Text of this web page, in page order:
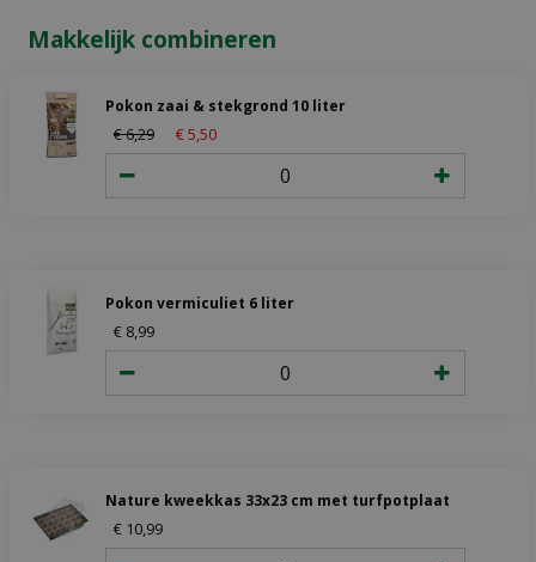
Makkelijk combineren
Pokon zaai & stekgrond 10 liter
€6,29 €5 50
Pokon vermiculiet 6 liter
€ 8 99
Nature kweekkas 33x23 cm met turfpotplaat
€ 10 99